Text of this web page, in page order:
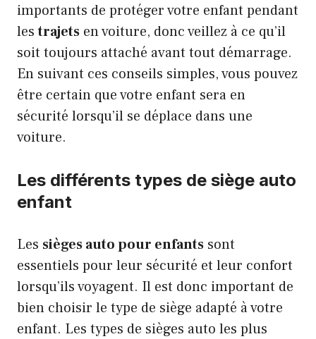
importants de protéger votre enfant pendant
lestrajets en voiture, donc veillez à ce qu’il
soit toujours attaché avant tout démarrage.
En suivant ces conseils simples, vous pouvez
être certain que votre enfant sera en
sécurité lorsqu’il se déplace dans une
voiture.
Les différents types de siège auto
enfant
Les sièges auto pour enfants sont
essentiels pour leur sécurité et leur confort
lorsqu’ils voyagent. Il est donc important de
bien choisir le type de siège adapté à votre
enfant. Les types de sièges auto les plus